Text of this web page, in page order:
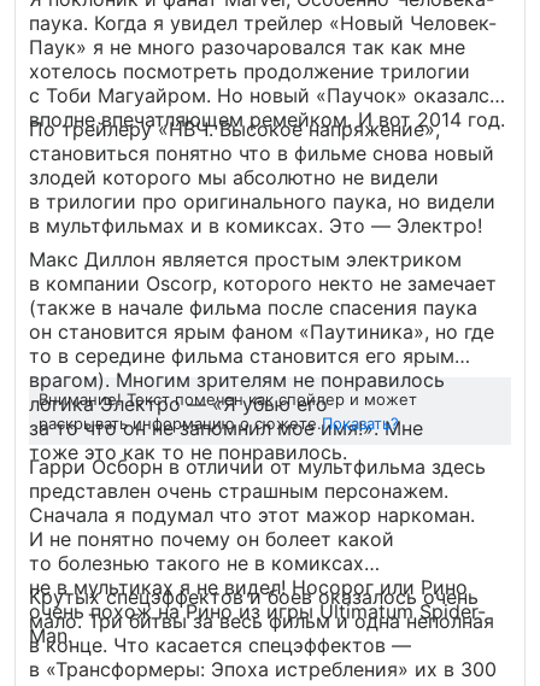
паука. Когда я увидел трейлер «Новый Человек-
Паук» я не много разочаровался так как мне
хотелось посмотреть продолжение трилогии
с Тоби Магуайром. Но новый «Паучок» оказался
вполне впечатляющем ремейком. И вот 2014 год.
По трейлеру «НВЧ. Высокое напряжение»,
становиться понятно что в фильме снова новый
злодей которого мы абсолютно не видели
в трилогии про оригинального паука, но видели
в мультфильмах и в комиксах. Это — Электро!
Макс Диллон является простым электриком
в компании Oscorp, которого некто не замечает
(также в начале фильма после спасения паука
он становится ярым фаном «Паутиника», но где
то в середине фильма становится его ярым
врагом). Многим зрителям не понравилось
логика Электро — «Я убью его
за то что он не запомнил мое имя!». Мне
тоже это как то не понравилось.
Внимание! Текст помечен как спойлер и может
раскрывать информацию о сюжете.Показать?
Гарри Осборн в отличии от мультфильма здесь
представлен очень страшным персонажем.
Сначала я подумал что этот мажор наркоман.
И не понятно почему он болеет какой
то болезнью такого не в комиксах
не в мультиках я не видел! Носорог или Рино
очень похож на Рино из игры Ultimatum Spider-
Man.
Крутых спецэффектов и боев оказалось очень
мало. Три битвы за весь фильм и одна неполная
в конце. Что касается спецэффектов —
в «Трансформеры: Эпоха истребления» их в 300